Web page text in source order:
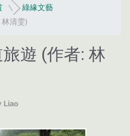
綠緣文藝
清雯)
遊 (作者: 林
Liao